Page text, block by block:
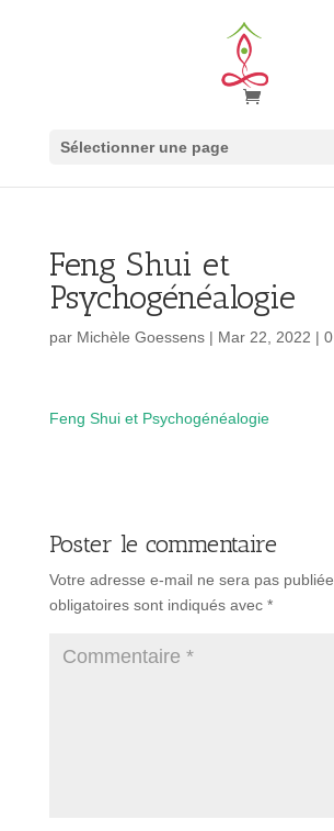
Sélectionner une page
Feng Shui et
Psychogénéalogie
par Michèle Goessens| Mar 22, 2022 |
Feng Shui et Psychogénéalogie
Poster le commentaire
Votre adresse e-mail ne sera pas publiée.
obligatoires sont indiqués avec *